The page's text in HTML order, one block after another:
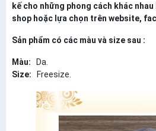
kế cho những phong cách khác
shop hoặc lựa chọn trên website,
Sản phẩm có các màu và size sau :
Màu:
Da.
Size:
Freesize.